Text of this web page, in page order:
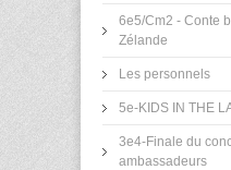
6e5/Cm2 - Conte
Zélande
Les personnels
5e-KIDS IN THE
3e4-Finale du
ambassadeurs